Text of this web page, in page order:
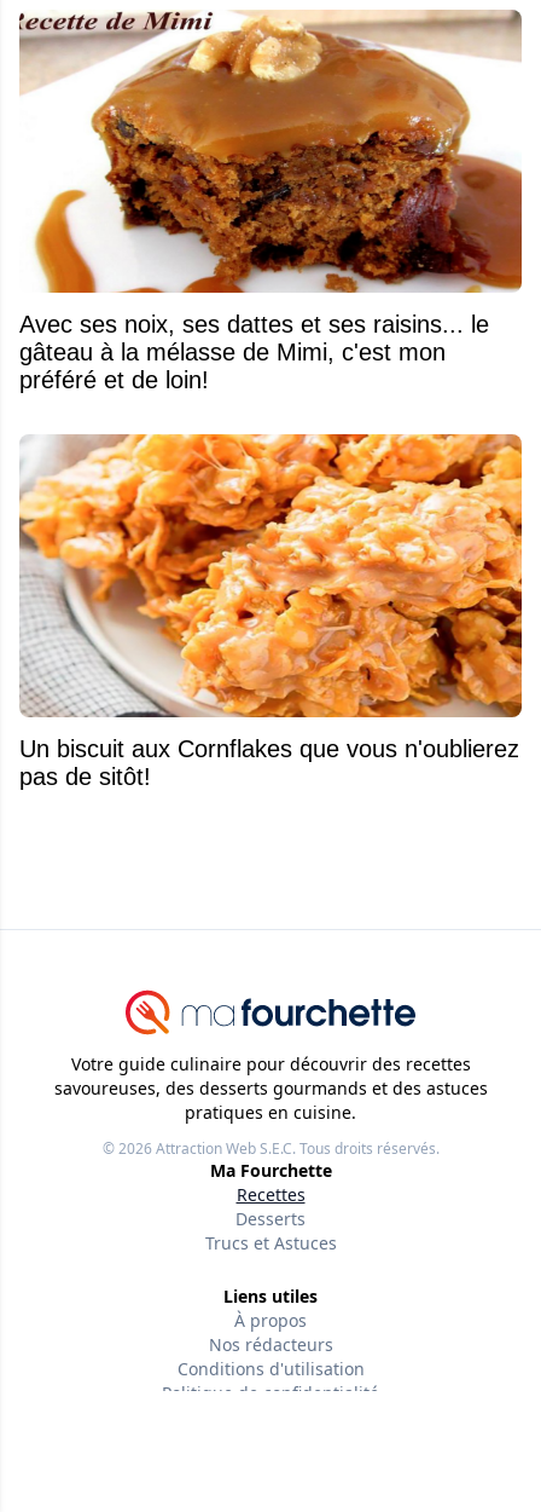
Avec ses noix, ses dattes et ses raisins... le
gâteau à la mélasse de Mimi, c'est mon
préféré et de loin!
Un biscuit aux Cornflakes que vous n'oublierez
pas de sitôt!
Votre guide culinaire pour découvrir des recettes
savoureuses, des desserts gourmands et des astuces
pratiques en cuisine.
© 2026Attraction Web S.E.C.Tous droits réservés.
Ma Fourchette
Recettes
Desserts
Trucs et Astuces
Liens utiles
À propos
Nos rédacteurs
Conditions d'utilisation
Politique de confidentialité